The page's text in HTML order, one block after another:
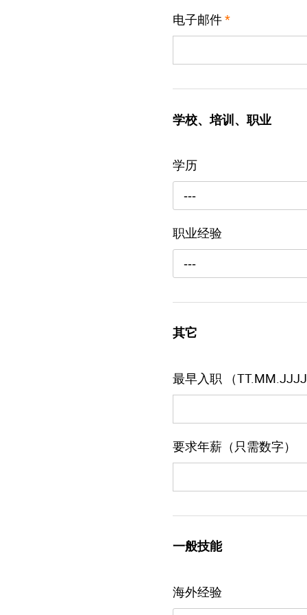
电子邮件*
学校、培训、职业
学历
---
职业经验
---
其它
最早入职 （
要求年薪（只需数字）
一般技能
海外经验